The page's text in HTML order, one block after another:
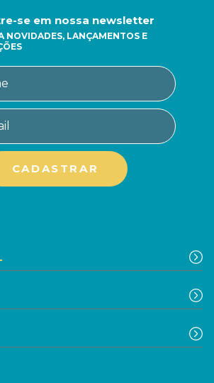
se em nossa newsletter
NOVIDADES, LANÇAMENTOS E